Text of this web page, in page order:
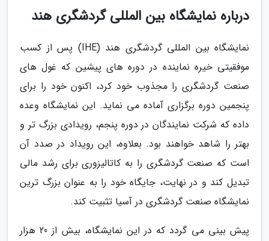
درباره نمایشگاه بین المللی گردشگری هند
نمایشگاه بین المللی گردشگری هند (IHE) پس از کسب
موفقیتی خیره نماینده در دوره های پیشین که غول های
صنعت گردشگری را مجذوب خود کرد، اکنون خود را برای
پنجمین دوره برگزاری آماده می نماید. این نمایشگاه وعده
داده که شرکت نمایندگان در دوره پنجم، رویدادی بزرگ تر و
بهتر را شاهد خواهند بود. بعلاوه، این رویداد در صدد آن
است که صنعت گردشگری را به کاتالیزوری برای رشد مالی
تبدیل کند و در نهایت، جایگاه خود را به عنوان بزرگ ترین
نمایشگاه صنعت گردشگری در آسیا تثبیت کند.
پیش بینی می گردد که در این نمایشگاه، بیش از 20 هزار